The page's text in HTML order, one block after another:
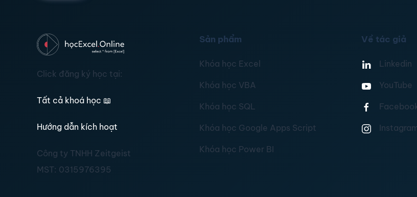
Click đăng ký học tại:
Tất cả khoá học 📖
Hướng dẫn kích hoạt
Công ty TNHH Zeitgeist
MST: 0315976395
Sản phẩm
Khóa học Excel
Khóa học VBA
Khóa học SQL
Khóa học Google Apps Script
Khóa học Power BI
Về tác giả
Linkedin
YouTube